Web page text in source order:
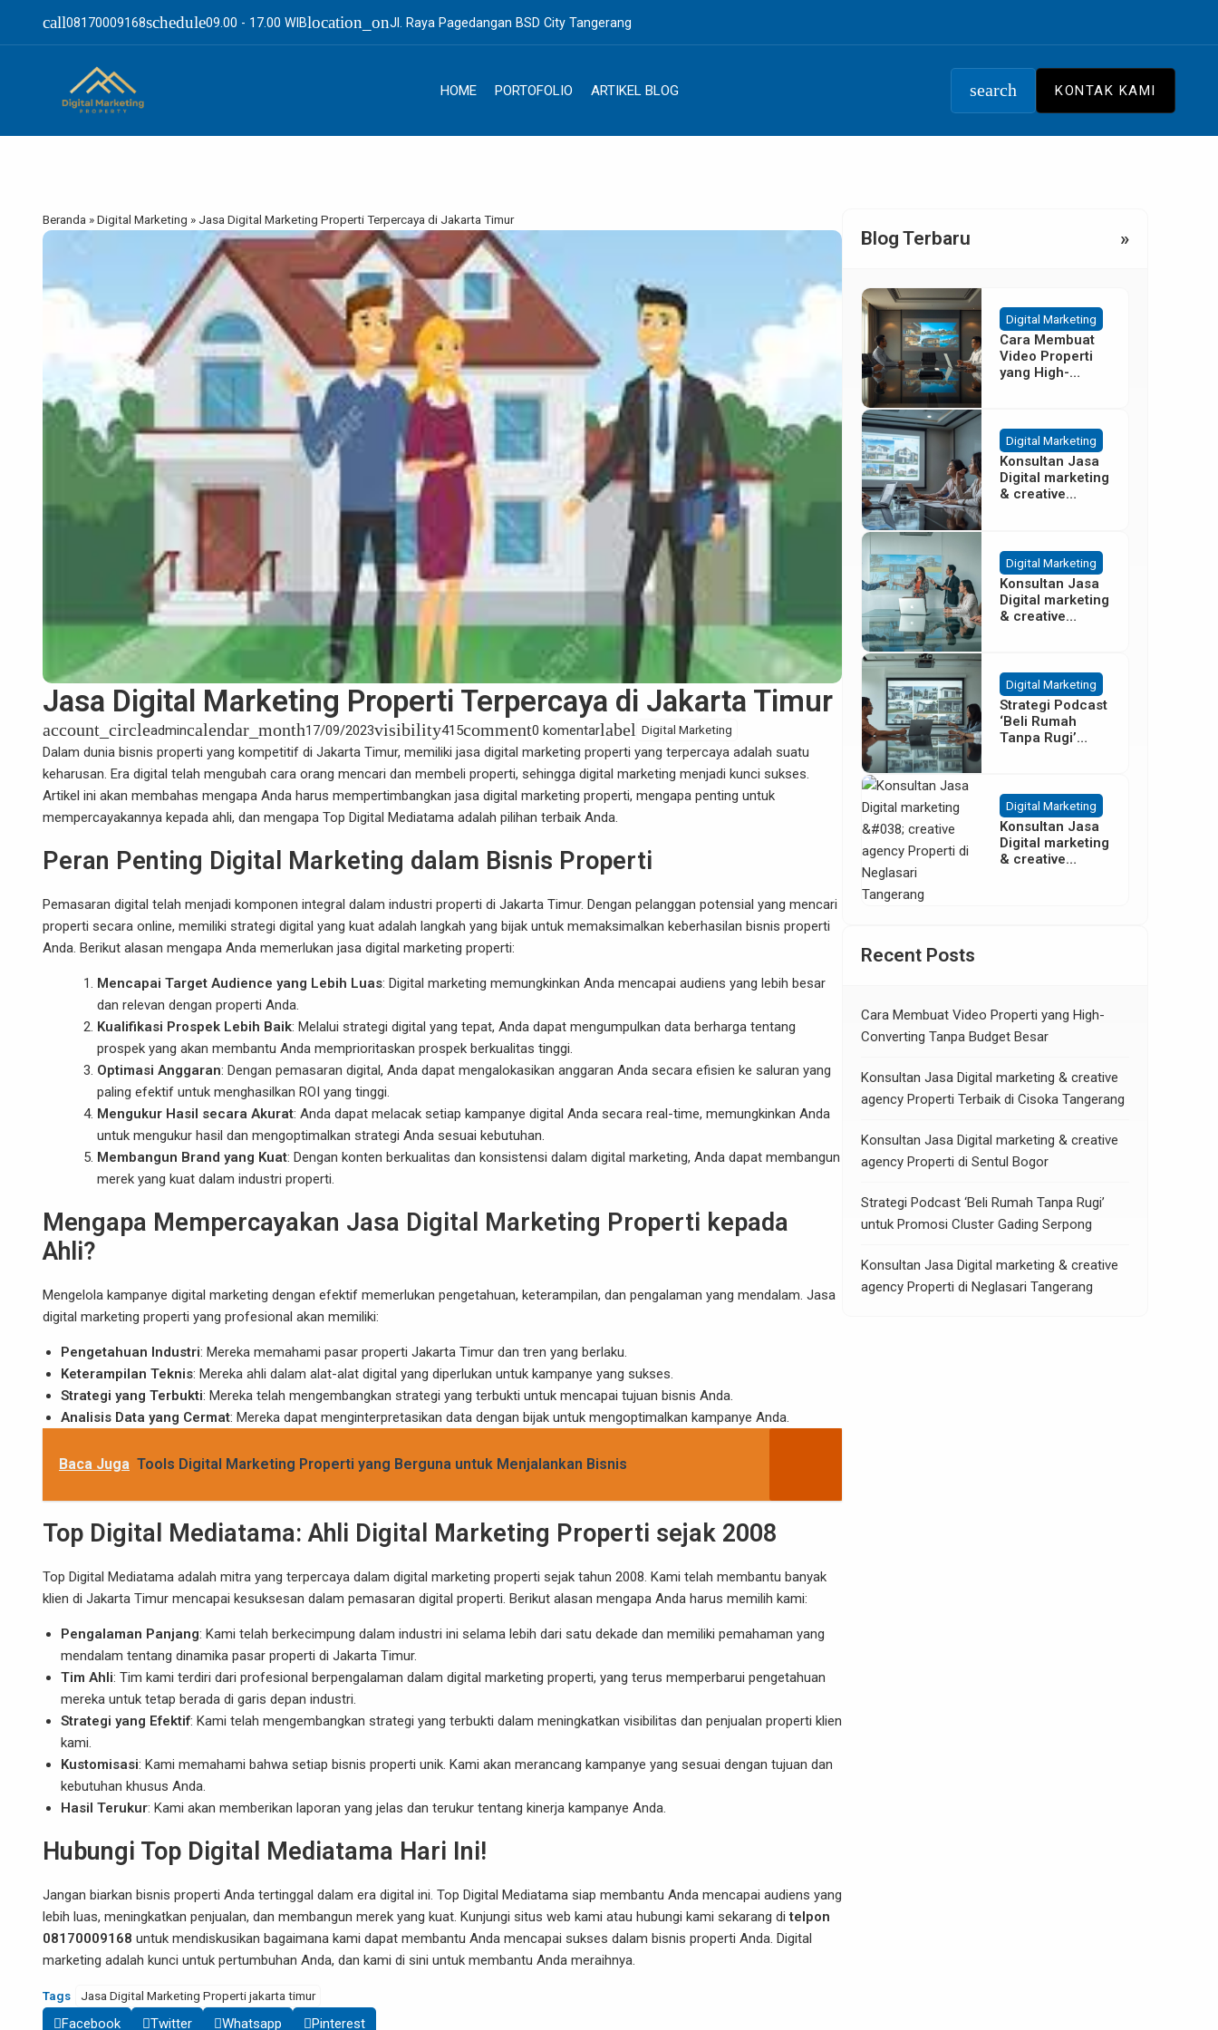
call08170009168schedule09.00 - 17.00 WIBlocation_onJl. Raya Pagedangan BSD City Tangerang
HOME PORTOFOLIO ARTIKEL BLOG search KONTAK KAMI
Beranda »Digital Marketing » Jasa Digital Marketing Properti Terpercaya di Jakarta Timur
Jasa Digital Marketing Properti Terpercaya di Jakarta Timur
account_circleadmincalendar_month17/09/2023visibility415comment0 komentarlabel Digital Marketing
Dalam dunia bisnis properti yang kompetitif di Jakarta Timur, memiliki jasa digital marketing properti yang terpercaya adalah suatu
keharusan. Era digital telah mengubah cara orang mencari dan membeli properti, sehingga digital marketing menjadi kunci sukses.
Artikel ini akan membahas mengapa Anda harus mempertimbangkan jasa digital marketing properti, mengapa penting untuk
mempercayakannya kepada ahli, dan mengapa Top Digital Mediatama adalah pilihan terbaik Anda.
Peran Penting Digital Marketing dalam Bisnis Properti
Pemasaran digital telah menjadi komponen integral dalam industri properti di Jakarta Timur. Dengan pelanggan potensial yang mencari
properti secara online, memiliki strategi digital yang kuat adalah langkah yang bijak untuk memaksimalkan keberhasilan bisnis properti
Anda. Berikut alasan mengapa Anda memerlukan jasa digital marketing properti:
Mencapai Target Audience yang Lebih Luas: Digital marketing memungkinkan Anda mencapai audiens yang lebih besar
dan relevan dengan properti Anda.
Kualifikasi Prospek Lebih Baik: Melalui strategi digital yang tepat, Anda dapat mengumpulkan data berharga tentang
prospek yang akan membantu Anda memprioritaskan prospek berkualitas tinggi.
Optimasi Anggaran: Dengan pemasaran digital, Anda dapat mengalokasikan anggaran Anda secara efisien ke saluran yang
paling efektif untuk menghasilkan ROI yang tinggi.
Mengukur Hasil secara Akurat: Anda dapat melacak setiap kampanye digital Anda secara real-time, memungkinkan Anda
untuk mengukur hasil dan mengoptimalkan strategi Anda sesuai kebutuhan.
Membangun Brand yang Kuat: Dengan konten berkualitas dan konsistensi dalam digital marketing, Anda dapat membangun
merek yang kuat dalam industri properti.
Mengapa Mempercayakan Jasa Digital Marketing Properti kepada
Ahli?
Mengelola kampanye digital marketing dengan efektif memerlukan pengetahuan, keterampilan, dan pengalaman yang mendalam. Jasa
digital marketing properti yang profesional akan memiliki:
Pengetahuan Industri: Mereka memahami pasar properti Jakarta Timur dan tren yang berlaku.
Keterampilan Teknis: Mereka ahli dalam alat-alat digital yang diperlukan untuk kampanye yang sukses.
Strategi yang Terbukti: Mereka telah mengembangkan strategi yang terbukti untuk mencapai tujuan bisnis Anda.
Analisis Data yang Cermat: Mereka dapat menginterpretasikan data dengan bijak untuk mengoptimalkan kampanye Anda.
Baca Juga Tools Digital Marketing Properti yang Berguna untuk Menjalankan Bisnis
Top Digital Mediatama: Ahli Digital Marketing Properti sejak 2008
Top Digital Mediatama adalah mitra yang terpercaya dalam digital marketing properti sejak tahun 2008. Kami telah membantu banyak
klien di Jakarta Timur mencapai kesuksesan dalam pemasaran digital properti. Berikut alasan mengapa Anda harus memilih kami:
Pengalaman Panjang: Kami telah berkecimpung dalam industri ini selama lebih dari satu dekade dan memiliki pemahaman yang
mendalam tentang dinamika pasar properti di Jakarta Timur.
Tim Ahli: Tim kami terdiri dari profesional berpengalaman dalam digital marketing properti, yang terus memperbarui pengetahuan
mereka untuk tetap berada di garis depan industri.
Strategi yang Efektif: Kami telah mengembangkan strategi yang terbukti dalam meningkatkan visibilitas dan penjualan properti klien
kami.
Kustomisasi: Kami memahami bahwa setiap bisnis properti unik. Kami akan merancang kampanye yang sesuai dengan tujuan dan
kebutuhan khusus Anda.
Hasil Terukur: Kami akan memberikan laporan yang jelas dan terukur tentang kinerja kampanye Anda.
Hubungi Top Digital Mediatama Hari Ini!
Jangan biarkan bisnis properti Anda tertinggal dalam era digital ini. Top Digital Mediatama siap membantu Anda mencapai audiens yang
lebih luas, meningkatkan penjualan, dan membangun merek yang kuat. Kunjungi situs web kami atau hubungi kami sekarang ditelpon
08170009168 untuk mendiskusikan bagaimana kami dapat membantu Anda mencapai sukses dalam bisnis properti Anda. Digital
marketing adalah kunci untuk pertumbuhan Anda, dan kami di sini untuk membantu Anda meraihnya.
Tags Jasa Digital Marketing Properti jakarta timur
Facebook Twitter Whatsapp Pinterest
Blog Terbaru »
Digital Marketing
Cara Membuat
Video Properti
yang High-
Digital Marketing
Konsultan Jasa
Digital marketing
& creative
Tangerang
Digital Marketing
Konsultan Jasa
Digital marketing
& creative
Digital Marketing
Strategi Podcast
‘Beli Rumah
Tanpa Rugi’
Digital Marketing
Konsultan Jasa
Digital marketing
& creative
Recent Posts
Cara Membuat Video Properti yang High-
Converting Tanpa Budget Besar
Konsultan Jasa Digital marketing & creative
agency Properti Terbaik di Cisoka Tangerang
Konsultan Jasa Digital marketing & creative
agency Properti di Sentul Bogor
Strategi Podcast ‘Beli Rumah Tanpa Rugi’
untuk Promosi Cluster Gading Serpong
Konsultan Jasa Digital marketing & creative
agency Properti di Neglasari Tangerang